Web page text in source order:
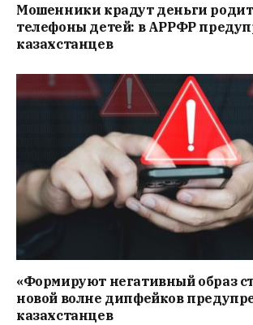
Мошенники крадут деньги
телефоны детей: в АРРФР
казахстанцев
«Формируют негативный образ
новой волне дипфейков
казахстанцев